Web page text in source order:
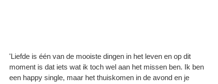
'Liefde is één van de mooiste dingen in het leven en op dit
moment is dat iets wat ik toch wel aan het missen ben. Ik ben
een happy single, maar het thuiskomen in de avond en je